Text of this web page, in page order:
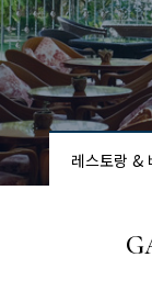
레스토랑 &